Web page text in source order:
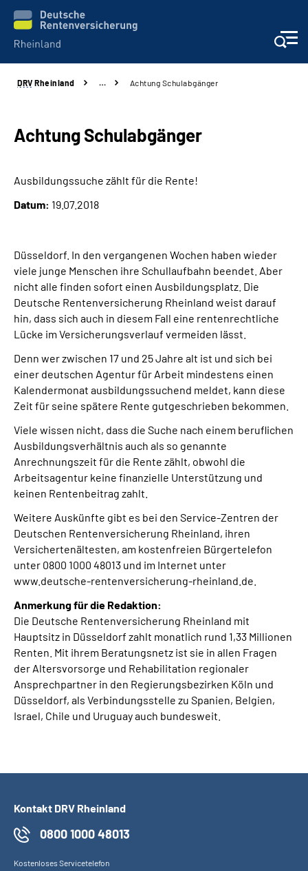
Aktuelles
Beratung und Kontakt
Klinikverbund
Über uns
Presse
Inhalte in Gebärdensprache (DGS)
Leichte Sprache
Suche
Mein Kundenportal
DRV Rheinland … Achtung Schulabgänger
Achtung Schulabgänger
Ausbildungssuche zählt für die Rente!
Datum: 19.07.2018
Düsseldorf. In den vergangenen Wochen haben wieder
viele junge Menschen ihre Schullaufbahn beendet. Aber
nicht alle finden sofort einen Ausbildungsplatz. Die
Deutsche Rentenversicherung Rheinland weist darauf
hin, dass sich auch in diesem Fall eine rentenrechtliche
Lücke im Versicherungsverlauf vermeiden lässt.
Denn wer zwischen 17 und 25 Jahre alt ist und sich bei
einer deutschen Agentur für Arbeit mindestens einen
Kalendermonat ausbildungssuchend meldet, kann diese
Zeit für seine spätere Rente gutgeschrieben bekommen.
Viele wissen nicht, dass die Suche nach einem beruflichen
Ausbildungsverhältnis auch als so genannte
Anrechnungszeit für die Rente zählt, obwohl die
Arbeitsagentur keine finanzielle Unterstützung und
keinen Rentenbeitrag zahlt.
Weitere Auskünfte gibt es bei den Service-Zentren der
Deutschen Rentenversicherung Rheinland, ihren
Versichertenältesten, am kostenfreien Bürgertelefon
unter 0800 1000 48013 und im Internet unter
www.deutsche-rentenversicherung-rheinland.de.
Anmerkung für die Redaktion:
Die Deutsche Rentenversicherung Rheinland mit
Hauptsitz in Düsseldorf zahlt monatlich rund 1,33 Millionen
Renten. Mit ihrem Beratungsnetz ist sie in allen Fragen
der Altersvorsorge und Rehabilitation regionaler
Ansprechpartner in den Regierungsbezirken Köln und
Düsseldorf, als Verbindungsstelle zu Spanien, Belgien,
Israel, Chile und Uruguay auch bundesweit.
Kontakt DRV Rheinland
0800 1000 48013
Kostenloses Servicetelefon